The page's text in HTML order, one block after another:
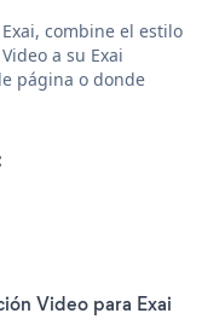
combine el estilo
a su Exai
página o donde
Video para Exai